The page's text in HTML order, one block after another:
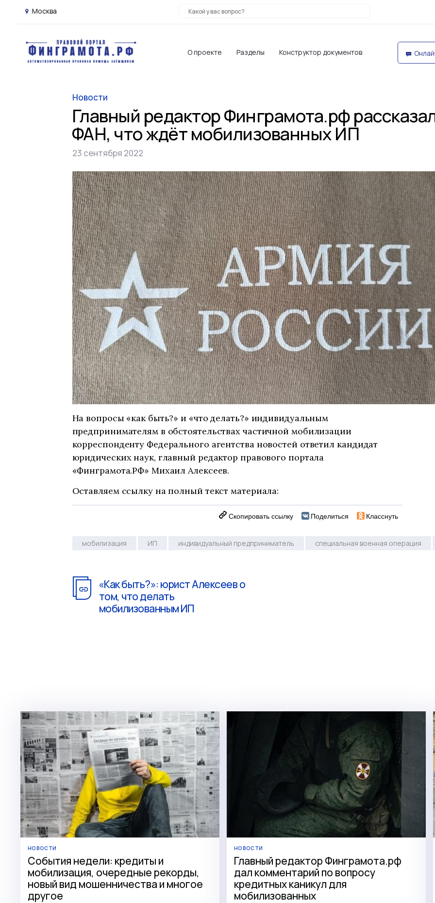
Москва
О проекте Разделы Конструктор документов
Новости
Главный редактор Финграмота.рф
ФАН, что ждёт мобилизованных ИП
23 сентября 2022
На вопросы «как быть?» и «что делать?» индивидуальным
предпринимателям в обстоятельствах частичной мобилизации
корреспонденту Федерального агентства новостей ответил кандидат
юридических наук, главный редактор правового портала
«Финграмота.РФ» Михаил Алексеев.
Оставляем ссылку на полный текст материала:
Скопировать ссылку Поделиться Класснуть
мобилизация ИП индивидуальный предприниматель специальная военная операция
«Как быть?»: юрист Алексеев о
том, что делать
мобилизованным ИП
НОВОСТИ
События недели: кредиты и
мобилизация, очередные рекорды,
новый вид мошенничества и многое
другое
НОВОСТИ
Главный редактор Финграмота.рф
дал комментарий по вопросу
кредитных каникул для
мобилизованных